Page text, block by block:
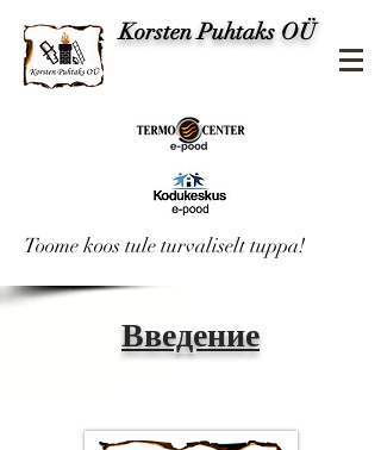
Korsten Puhtaks OÜ
Toome koos tule turvaliselt tuppa!
Введение